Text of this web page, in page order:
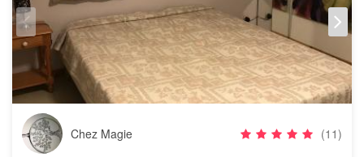
Chez Magie (11)